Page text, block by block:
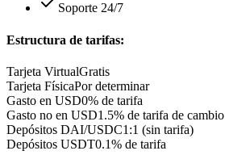
Soporte 24/7
Estructura de tarifas:
Tarjeta VirtualGratis
Tarjeta FísicaPor determinar
Gasto en USD0% de tarifa
Gasto no en USD1.5% de tarifa de cambio
Depósitos DAI/USDC1:1 (sin tarifa)
Depósitos USDT0.1% de tarifa